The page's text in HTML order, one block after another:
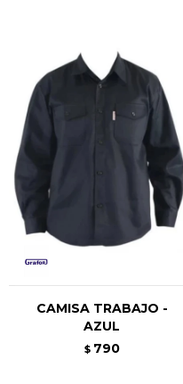
CAMISA TRABAJO -
AZUL
$ 790